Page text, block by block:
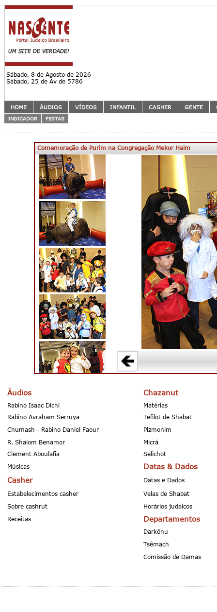
Sábado, 8 de Agosto de 2026
Sábado, 25 de Av de 5786
HOME ÁUDIOS VÍDEOS INFANTIL CASHER GENTE
INDICADOR FESTAS
Áudios Chazanut
Rabino Isaac Dichi
Matérias
Rabino Avraham Serruya
Tefilot de Shabat
Chumash - Rabino Daniel Faour
Pizmonim
R. Shalom Benamor
Micrá
Clement Aboulafia
Selichot
Músicas
Datas & Dados
Casher
Datas e Dados
Estabelecimentos casher
Velas de Shabat
Sobre cashrut
Horários judaicos
Receitas
Departamentos
Darkênu
Tsêmach
Comissão de Damas